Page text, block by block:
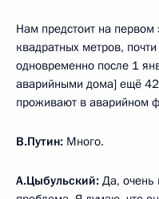
Нам предстоит на первом
квадратных метров,
одновременно после 1
аварийными дома] ещё
проживают в аварийном
В.Путин: Много.
А.Цыбульский: Да, очень